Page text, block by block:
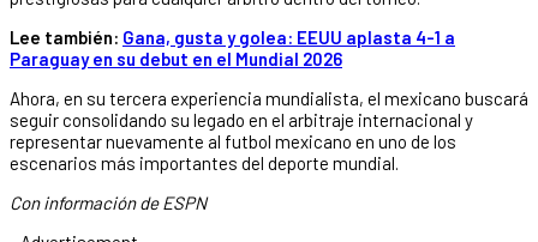
Lee también: Gana, gusta y golea: EEUU aplasta 4-1 a
Paraguay en su debut en el Mundial 2026
Ahora, en su tercera experiencia mundialista, el mexicano buscará
seguir consolidando su legado en el arbitraje internacional y
representar nuevamente al futbol mexicano en uno de los
escenarios más importantes del deporte mundial.
Con información de ESPN